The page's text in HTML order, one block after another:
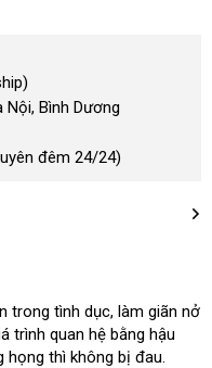
Bình Dương
đêm 24/24)
trong tình dục, làm giãn nở
trình quan hệ bằng hậu
họng thì không bị đau.